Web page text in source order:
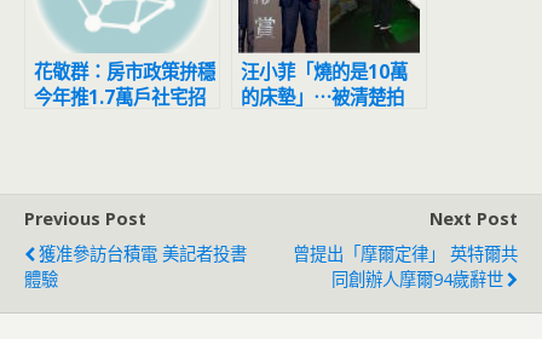
花敬群：房市政策拚穩
今年推1.7萬戶社宅招
汪小菲「燒的是10萬
的床墊」⋯被清楚拍
Previous Post
獲准參訪台積電 美記者投書
體驗
Next Post
曾提出「摩爾定律」 英特爾共
同創辦人摩爾94歲辭世